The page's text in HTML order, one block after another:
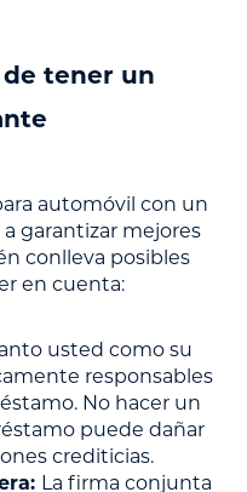
tener un
automóvil con un
garantizar mejores
conlleva posibles
en cuenta:
usted como su
responsables
No hacer un
puede dañar
crediticias.
La firma conjunta